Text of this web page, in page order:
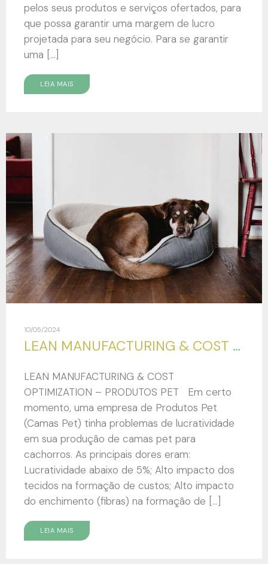
pelos seus produtos e serviços ofertados, para
que possa garantir uma margem de lucro
projetada para seu negócio. Para se garantir
uma […]
LEIA MAIS
10/05/2024
LEAN MANUFACTURING & COST OPTIMIZATION – PRODUTOS PET
LEAN MANUFACTURING & COST
OPTIMIZATION – PRODUTOS PET Em certo
momento, uma empresa de Produtos Pet
(Camas Pet) tinha problemas de lucratividade
em sua produção de camas pet para
cachorros. As principais dores eram:
Lucratividade abaixo de 5%; Alto impacto dos
tecidos na formação de custos; Alto impacto
do enchimento (fibras) na formação de […]
LEIA MAIS